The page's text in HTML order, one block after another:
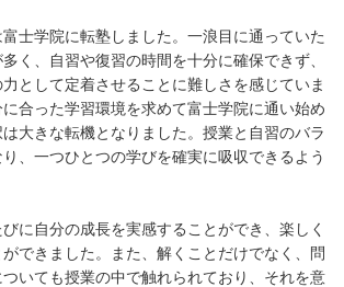
士学院に転塾しました。一浪目に通っていた
く、自習や復習の時間を十分に確保できず、
として定着させることに難しさを感じていま
合った学習環境を求めて富士学院に通い始め
大きな転機となりました。授業と自習のバラ
、一つひとつの学びを確実に吸収できるよう
に自分の成長を実感することができ、楽しく
できました。また、解くことだけでなく、問
いても授業の中で触れられており、それを意